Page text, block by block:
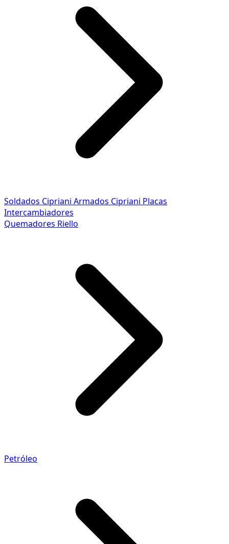
Soldados Cipriani Armados Cipriani Placas
Intercambiadores
Quemadores Riello
Petróleo